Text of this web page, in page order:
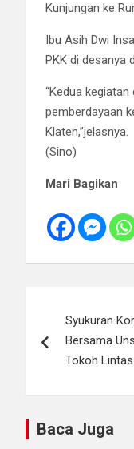
Kunjungan ke
Ibu Asih Dwi
PKK di desanya
“Kedua
pemberdayaan
Klaten,”jelasnya.
(Sino)
Mari Bagikan
posSyukuran
Bersama
Tokoh
Baca Juga